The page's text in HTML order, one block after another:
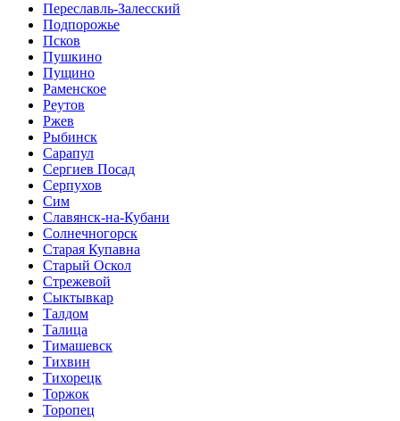
Переславль-Залесский
Подпорожье
Псков
Пушкино
Пущино
Раменское
Реутов
Ржев
Рыбинск
Сарапул
Сергиев Посад
Серпухов
Сим
Славянск-на-Кубани
Солнечногорск
Старая Купавна
Старый Оскол
Стрежевой
Сыктывкар
Талдом
Талица
Тимашевск
Тихвин
Тихорецк
Торжок
Торопец